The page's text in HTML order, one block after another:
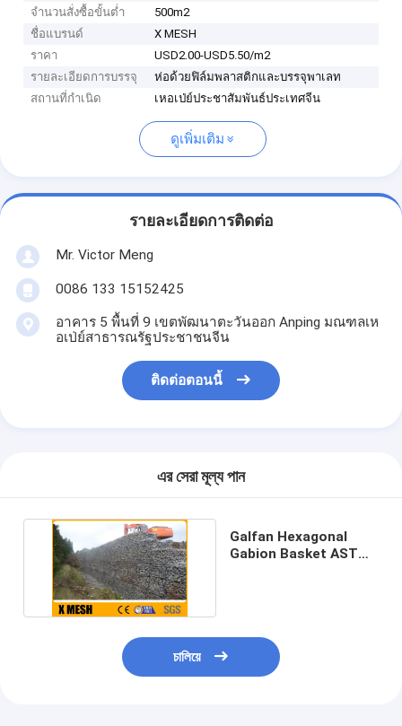
จำนวนสั่งซื้อขั้นต่ำ
500m2
ชื่อแบรนด์
X MESH
ราคา
USD2.00-USD5.50/m2
รายละเอียดการบรรจุ
ห่อด้วยฟิล์มพลาสติกและบรรจุพาเลท
สถานที่กำเนิด
เหอเป่ย์ประชาสัมพันธ์ประเทศจีน
ดูเพิ่มเติม
รายละเอียดการติดต่อ
Mr. Victor Meng
0086 133 15152425
อาคาร 5 พื้นที่ 9 เขตพัฒนาตะวันออก Anping มณฑลเห
อเป่ย์สาธารณรัฐประชาชนจีน
ติดต่อตอนนี้
এর সেরা মূল্য পান
Galfan Hexagonal
Gabion Basket ASTM
চালিয়ে